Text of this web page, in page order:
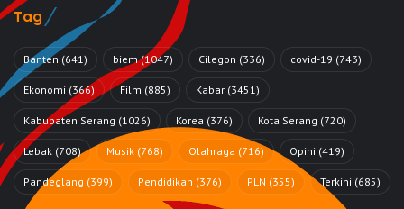
Tag
Banten (641) biem(1047) Cilegon (336) covid-19 (743)
Ekonomi (366) Film (885) Kabar (3451)
Kabupaten Serang (1026) Korea (376) Kota Serang (720)
Lebak (708) Musik (768) Olahraga (716) Opini (419)
Pandeglang (399) Pendidikan (376) PLN (355) Terkini (685)